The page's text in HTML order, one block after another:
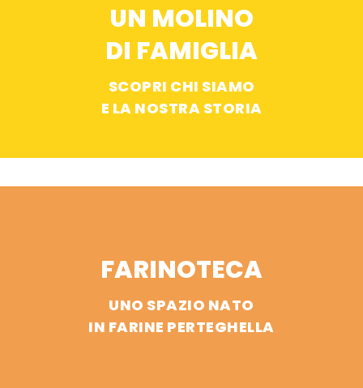
UN MOLINO
DI FAMIGLIA
SCOPRI CHI SIAMO
E LA NOSTRA STORIA
FARINOTECA
UNO SPAZIO NATO
IN FARINE PERTEGHELLA